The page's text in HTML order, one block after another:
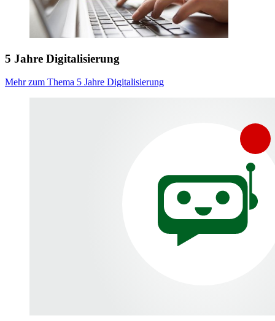
5 Jahre Digitalisierung
Mehr zum Thema 5 Jahre Digitalisierung